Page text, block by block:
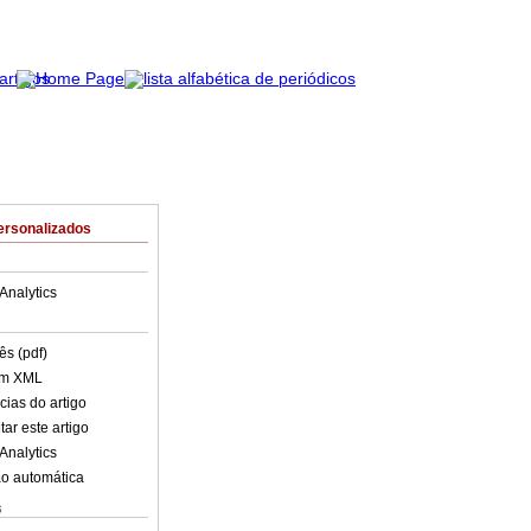
(pdf)
XML
do artigo
este artigo
automática